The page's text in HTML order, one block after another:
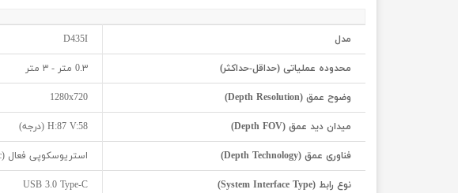
مدل D435I
محدوده عملیاتی (حداقل-حداکثر) 0.۳ متر - ۳ متر
وضوح عمق (Depth Resolution) 1280x720
میدان دید عمق (Depth FOV) H:87 V:58 (درجه)
فناوری عمق (Depth Technology) استریوسکوپی فعال (Active Stereoscopic)
نوع رابط (System Interface Type) USB 3.0 Type-C